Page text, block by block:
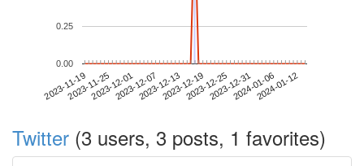
2023-11-192023-11-252023-12-012023-12-072023-12-132023-12-192023-12-252023-12-312024-01-062024-01-12
0.00
0.25
Twitter (3 users, 3 posts, 1 favorites)